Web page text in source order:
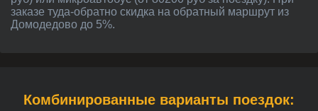
заказе туда-обратно скидка на обратный маршрут из
Домодедово до 5%.
Комбинированные варианты поездок: